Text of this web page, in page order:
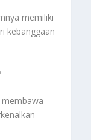
memiliki
kebanggaan